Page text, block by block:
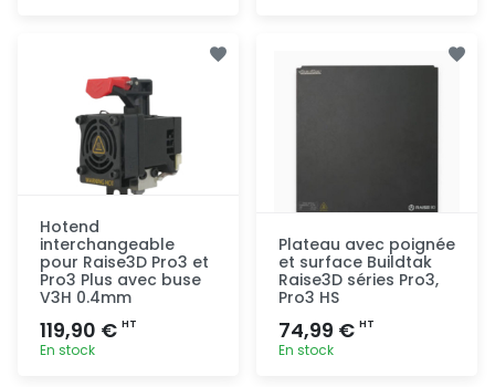
Hotend
interchangeable
pour Raise3D Pro3 et
Pro3 Plus avec buse
V3H 0.4mm
119,90 € HT
En stock
Plateau avec poignée
et surface Buildtak
Raise3D séries Pro3,
Pro3 HS
74,99 € HT
En stock